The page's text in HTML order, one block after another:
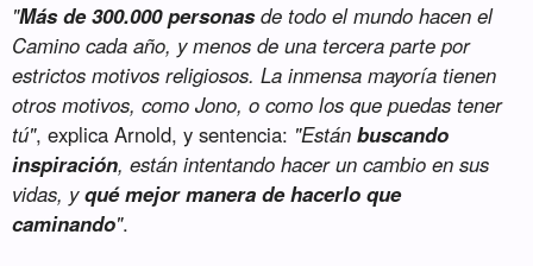
"Más de 300.000 personasde todo el mundo hacen el
Camino cada año, y menos de una tercera parte por
estrictos motivos religiosos. La inmensa mayoría tienen
otros motivos, como Jono, o como los que puedas tener
tú", explica Arnold, y sentencia: "Estánbuscando
inspiración, están intentando hacer un cambio en sus
vidas, yqué mejor manera de hacerlo que
caminando".